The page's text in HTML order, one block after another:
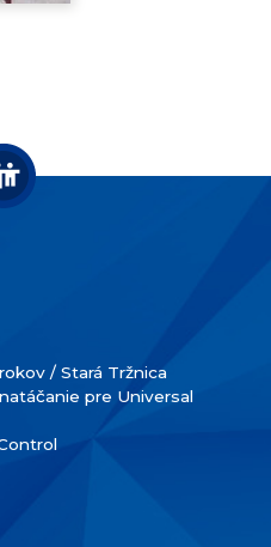
/ Stará Tržnica
pre Universal